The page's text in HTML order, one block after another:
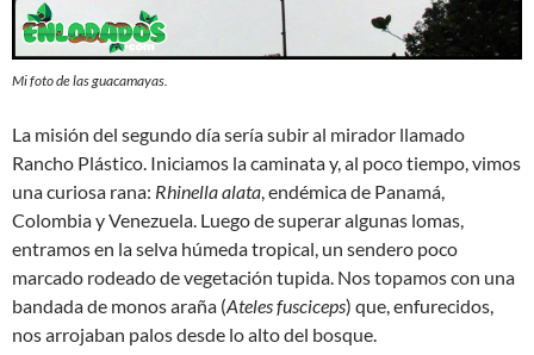
Mi foto de las guacamayas.
La misión del segundo día sería subir al mirador llamado
Rancho Plástico. Iniciamos la caminata y, al poco tiempo, vimos
una curiosa rana: Rhinella alata, endémica de Panamá,
Colombia y Venezuela. Luego de superar algunas lomas,
entramos en la selva húmeda tropical, un sendero poco
marcado rodeado de vegetación tupida. Nos topamos con una
bandada de monos araña (Ateles fusciceps) que, enfurecidos,
nos arrojaban palos desde lo alto del bosque.